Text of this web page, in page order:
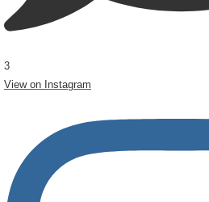
3
View on Instagram